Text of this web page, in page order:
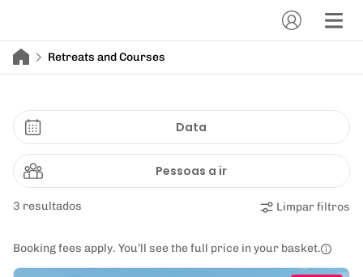
Retreats and Courses
Data
Pessoas a ir
3 resultados Limpar filtros
Booking fees apply. You’ll see the full price in your basket.